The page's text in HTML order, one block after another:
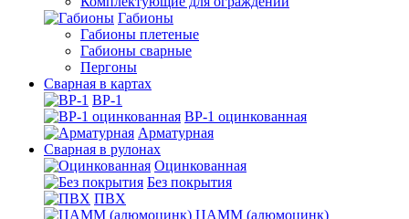
Габионы
Габионы плетеные
Габионы сварные
Пергоны
Сварная в картах
ВР-1
ВР-1 оцинкованная
Арматурная
Сварная в рулонах
Оцинкованная
Без покрытия
ПВХ
ЦАММ (алюмоцинк)